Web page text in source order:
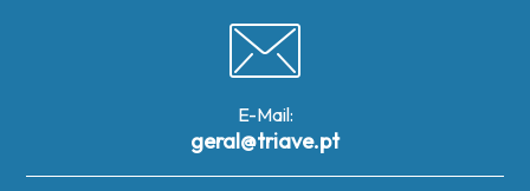
E-Mail:
geral@triave.pt